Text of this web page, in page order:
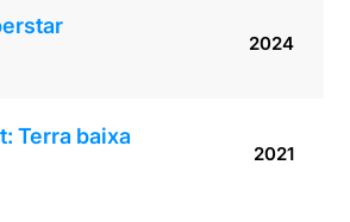
2024
Terra baixa
2021